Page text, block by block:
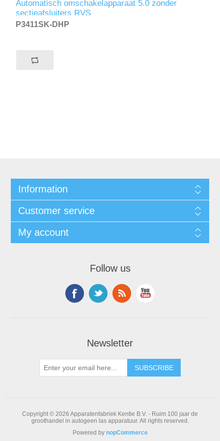
Automatisch omschakelapparaat 5.0 zonder
sectieafsluiters RVS
P3411SK-DHP
Information
Customer service
My account
Follow us
Newsletter
Copyright © 2026 Apparatenfabriek Kentie B.V. - Ruim 100 jaar de
groothandel in autogeen las apparatuur. All rights reserved.
Powered by nopCommerce